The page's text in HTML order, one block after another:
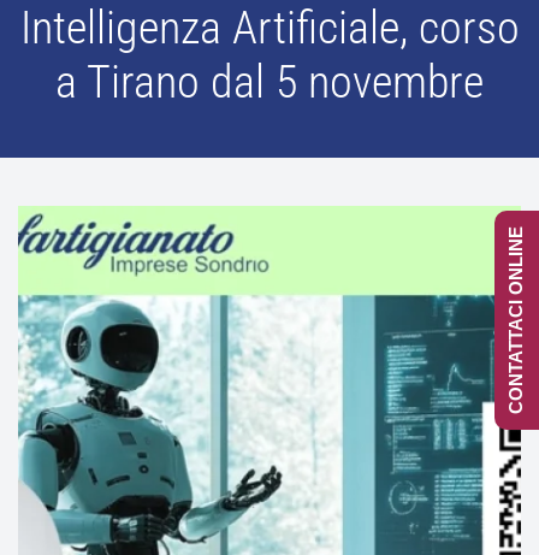
Intelligenza Artificiale, corso
a Tirano dal 5 novembre
CONTATTACI ONLINE